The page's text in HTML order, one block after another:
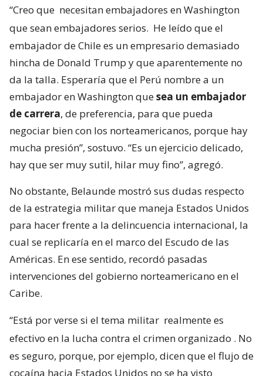
“Creo que necesitan embajadores en Washington
que sean embajadores serios. He leído que el
embajador de Chile es un empresario demasiado
hincha de Donald Trump y que aparentemente no
da la talla. Esperaría que el Perú nombre a un
embajador en Washington quesea un embajador
de carrera, de preferencia, para que pueda
negociar bien con los norteamericanos, porque hay
mucha presión”, sostuvo. “Es un ejercicio delicado,
hay que ser muy sutil, hilar muy fino”, agregó.
No obstante, Belaunde mostró sus dudas respecto
de la estrategia militar que maneja Estados Unidos
para hacer frente a la delincuencia internacional, la
cual se replicaría en el marco del Escudo de las
Américas. En ese sentido, recordó pasadas
intervenciones del gobierno norteamericano en el
Caribe.
“Está por verse si el tema militar realmente es
efectivo en la lucha contra el crimen organizado . No
es seguro, porque, por ejemplo, dicen que el flujo de
cocaína hacia Estados Unidos no se ha visto